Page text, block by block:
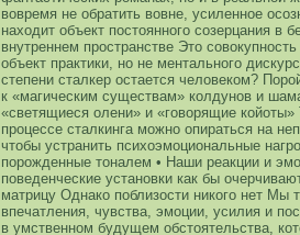
вовремя не обратить вовне, усиленное
находит объект постоянного созерцания в
внутреннем пространстве Это
объект практики, но не ментального
степени сталкер остается человеком?
к «магическим существам» колдунов и
«светящиеся олени» и «говорящие койоты»
процессе сталкинга можно опираться на
чтобы устранить психоэмоциональные
порожденные тоналем • Наши реакции и
поведенческие установки как бы
матрицу Однако поблизости никого нет Мы
впечатления, чувства, эмоции, усилия и
в умственном будущем обстоятельства,